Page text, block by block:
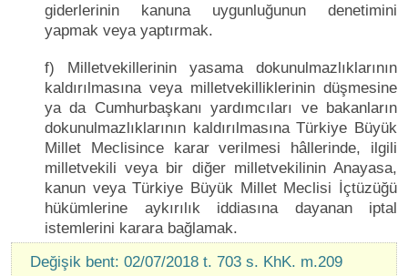
giderlerinin kanuna uygunluğunun denetimini
yapmak veya yaptırmak.
f) Milletvekillerinin yasama dokunulmazlıklarının
kaldırılmasına veya milletvekilliklerinin düşmesine
ya da Cumhurbaşkanı yardımcıları ve bakanların
dokunulmazlıklarının kaldırılmasına Türkiye Büyük
Millet Meclisince karar verilmesi hâllerinde, ilgili
milletvekili veya bir diğer milletvekilinin Anayasa,
kanun veya Türkiye Büyük Millet Meclisi İçtüzüğü
hükümlerine aykırılık iddiasına dayanan iptal
istemlerini karara bağlamak.
Değişik bent: 02/07/2018 t. 703 s. KhK. m.209